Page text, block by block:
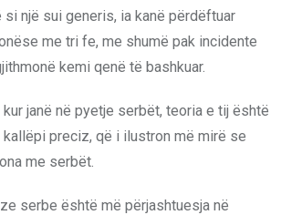
si një sui generis, ia kanë përdëftuar
me tri fe, me shumë pak incidente
kemi qenë të bashkuar.
janë në pyetje serbët, teoria e tij është
preciz, që i ilustron më mirë se
me serbët.
serbe është më përjashtuesja në